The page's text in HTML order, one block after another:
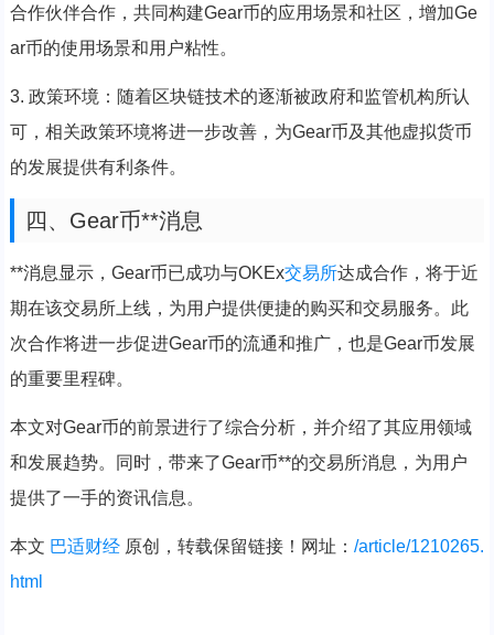
合作伙伴合作，共同构建Gear币的应用场景和社区，增加Ge
ar币的使用场景和用户粘性。
3. 政策环境：随着区块链技术的逐渐被政府和监管机构所认
可，相关政策环境将进一步改善，为Gear币及其他虚拟货币
的发展提供有利条件。
四、Gear币**消息
**消息显示，Gear币已成功与OKEx交易所达成合作，将于近
期在该交易所上线，为用户提供便捷的购买和交易服务。此
次合作将进一步促进Gear币的流通和推广，也是Gear币发展
的重要里程碑。
本文对Gear币的前景进行了综合分析，并介绍了其应用领域
和发展趋势。同时，带来了Gear币**的交易所消息，为用户
提供了一手的资讯信息。
本文 巴适财经原创，转载保留链接！网址： /article/1210265.
html